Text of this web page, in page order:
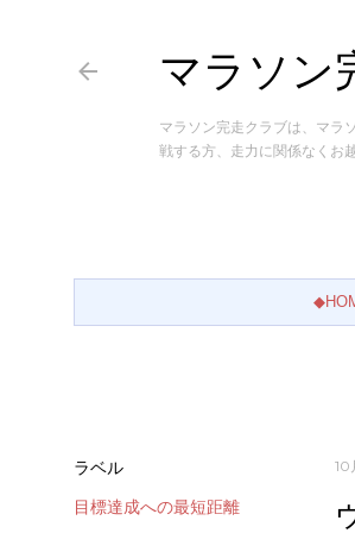
マラソン
マラソン完走クラブは、マラ
戦する方、走力に関係なくお
ラベル
目標達成への最短距離
10